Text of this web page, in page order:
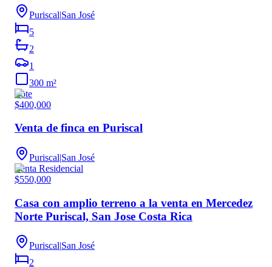
Puriscal|San José
5
2
1
300 m²
Lote
$400,000
Venta de finca en Puriscal
Puriscal|San José
Venta Residencial
$550,000
Casa con amplio terreno a la venta en Mercedez
Norte Puriscal, San Jose Costa Rica
Puriscal|San José
2